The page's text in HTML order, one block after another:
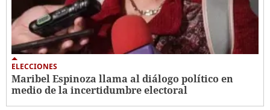
ELECCIONES
Maribel Espinoza llama al diálogo político en
medio de la incertidumbre electoral